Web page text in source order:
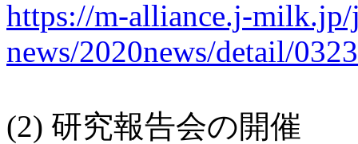
https://m-alliance.j-
news/2020news/detail/
(2) 研究報告会の開催